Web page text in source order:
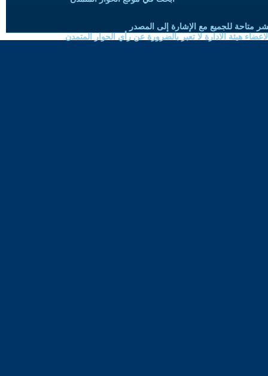
متاحة للجميع مع الإشارة إلى المصدر
هيئة الادارة لا تعبر بالضرورة عن رأي الحوار المتمدن